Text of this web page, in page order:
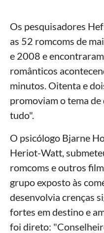
Os pesquisadores
as 52 romcoms de
e 2008 e
românticos
minutos. Oitenta e
promoviam o tema
tudo".
O psicólogo Bjarne
Heriot-Watt,
romcoms e outros
grupo exposto às
desenvolvia crenças
fortes em destino e
foi direto: